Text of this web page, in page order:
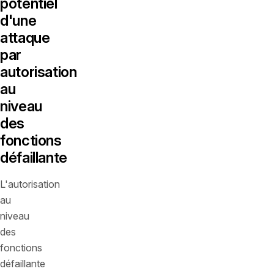
d'une
attaque
par
autorisation
au
niveau
des
fonctions
défaillante
L'autorisation
au
niveau
des
fonctions
défaillante